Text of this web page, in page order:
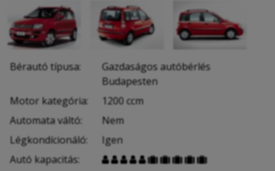
Bérautó típusa:
Gazdaságos autóbérlés
Budapesten
Motor kategória:
1200 ccm
Automata váltó:
Nem
Légkondícionáló:
Igen
Autó kapacitás:
        